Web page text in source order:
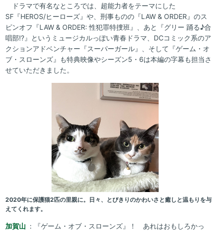
ドラマで有名なところでは、超能力者をテーマにした
SF『HEROS/ヒーローズ』や、刑事ものの『LAW & ORDER』のス
ピンオフ『LAW & ORDER: 性犯罪特捜班』、あと『グリー 踊る♪合
唱部⁉︎』というミュージカルっぽい青春ドラマ、DCコミック系のア
クションアドベンチャー『スーパーガール』、そして『ゲーム・オ
ブ・スローンズ』も特典映像やシーズン5・6は本編の字幕も担当さ
せていただきました。
2020年に保護猫2匹の里親に。日々、とびきりのかわいさと癒しと温もりを与
えてくれます。
加賀山 ：『ゲーム・オブ・スローンズ』！ あれはおもしろかっ